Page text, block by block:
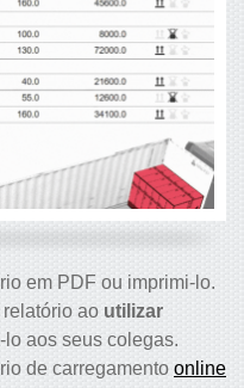
em PDF ou imprimi-lo.
ao utilizar
lo aos seus colegas.
de carregamento online